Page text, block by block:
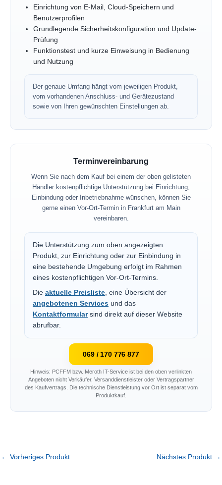
Einrichtung von E-Mail, Cloud-Speichern und
Benutzerprofilen
Grundlegende Sicherheitskonfiguration und Update-
Prüfung
Funktionstest und kurze Einweisung in Bedienung
und Nutzung
Der genaue Umfang hängt vom jeweiligen Produkt,
vom vorhandenen Anschluss- und Gerätezustand
sowie von Ihren gewünschten Einstellungen ab.
Terminvereinbarung
Wenn Sie nach dem Kauf bei einem der oben gelisteten
Händler kostenpflichtige Unterstützung bei Einrichtung,
Einbindung oder Inbetriebnahme wünschen, können Sie
gerne einen Vor-Ort-Termin in Frankfurt am Main
vereinbaren.
Die Unterstützung zum oben angezeigten
Produkt, zur Einrichtung oder zur Einbindung in
eine bestehende Umgebung erfolgt im Rahmen
eines kostenpflichtigen Vor-Ort-Termins.
Die aktuelle Preisliste, eine Übersicht der
angebotenen Services und das
Kontaktformularsind direkt auf dieser Website
abrufbar.
069 / 170 776 877
Hinweis: PCFFM bzw. Meroth IT-Service ist bei den oben verlinkten
Angeboten nicht Verkäufer, Versanddienstleister oder Vertragspartner
des Kaufvertrags. Die technische Dienstleistung vor Ort ist separat vom
Produktkauf.
← Vorheriges Produkt Nächstes Produkt →